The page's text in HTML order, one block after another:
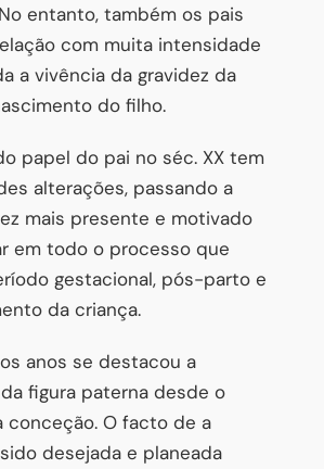
entanto, também os pais
com muita intensidade
a vivência da gravidez da
do filho.
papel do pai no séc. XX tem
alterações, passando a
mais presente e motivado
em todo o processo que
gestacional, pós-parto e
da criança.
anos se destacou a
figura paterna desde o
conceção. O facto de a
desejada e planeada